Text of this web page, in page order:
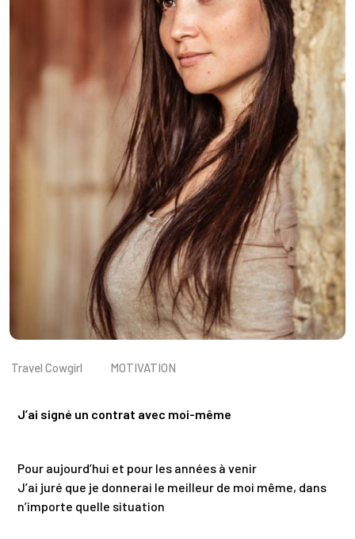
Travel Cowgirl MOTIVATION
J’ai signé un contrat avec moi-même
Pour aujourd’hui et pour les années à venir
J’ai juré que je donnerai le meilleur de moi même, dans
n’importe quelle situation